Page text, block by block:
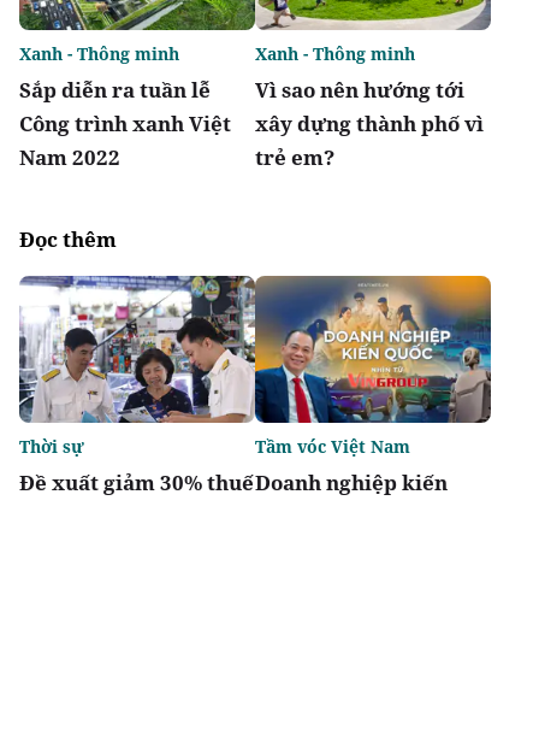
Sắp diễn ra tuần lễ
Công trình xanh Việt
Nam 2022
Xanh - Thông minh
Vì sao nên hướng tới
xây dựng thành phố vì
trẻ em?
Xanh - Thông minh
Đọc thêm
Đề xuất giảm 30% thuế
Thời sự
Doanh nghiệp kiến
Tầm vóc Việt Nam